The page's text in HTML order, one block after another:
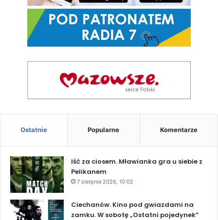
Ostatnie Popularne Komentarze
Iść za ciosem. Mławianka gra u siebie z
Pelikanem
7 sierpnia 2026, 10:02
Ciechanów. Kino pod gwiazdami na
zamku. W sobotę „Ostatni pojedynek”